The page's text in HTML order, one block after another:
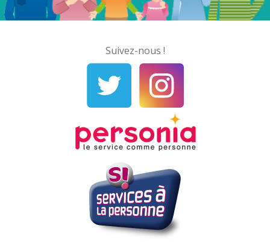
Suivez-nous !